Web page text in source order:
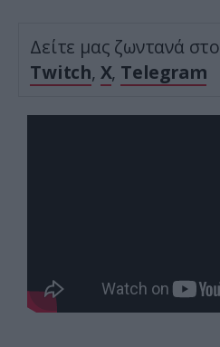
Δείτε μας ζωντανά στο
Twitch, X, Telegram